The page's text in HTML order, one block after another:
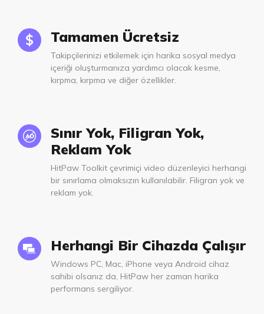
Tamamen Ücretsiz
Takipçilerinizi etkilemek için harika sosyal medya
içeriği oluşturmanıza yardımcı olacak kesme,
kırpma, kırpma ve diğer özellikler.
Sınır Yok, Filigran Yok,
Reklam Yok
HitPaw Toolkit çevrimiçi video düzenleyici herhangi
bir sınırlama olmaksızın kullanılabilir. Filigran yok ve
reklam yok.
Herhangi Bir Cihazda Çalışır
Windows PC, Mac, iPhone veya Android cihaz
sahibi olsanız da, HitPaw her zaman harika
performans sergiliyor.